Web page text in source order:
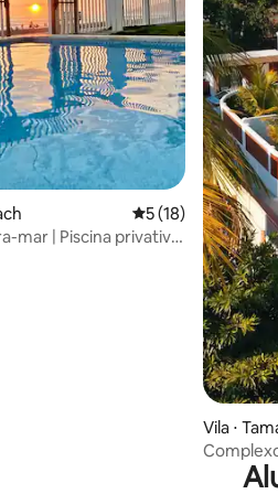
5 de uma
5 (18)
mar | Piscina privativa
Vila ⋅
Sunzal